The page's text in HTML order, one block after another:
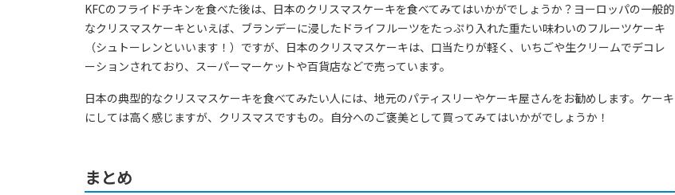
KFCのフライドチキンを食べた後は、日本のクリスマスケーキを食べてみてはいかがでしょうか？ヨーロッパの一般的
なクリスマスケーキといえば、ブランデーに浸したドライフルーツをたっぷり入れた重たい味わいのフルーツケーキ
（シュトーレンといいます！）ですが、日本のクリスマスケーキは、口当たりが軽く、いちごや生クリームでデコレ
ーションされており、スーパーマーケットや百貨店などで売っています。
日本の典型的なクリスマスケーキを食べてみたい人には、地元のパティスリーやケーキ屋さんをお勧めします。ケーキ
にしては高く感じますが、クリスマスですもの。自分へのご褒美として買ってみてはいかがでしょうか！
まとめ